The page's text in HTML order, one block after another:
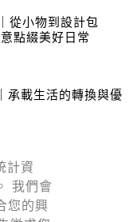
計資
我們會
您的興
計資
我們會
您的興
從小物到設計包
點綴美好日常
承載生活的轉換與優
us